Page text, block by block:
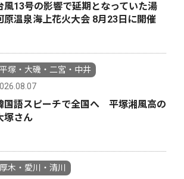
風13号の影響で延期となっていた湯
原温泉海上花火大会 8月23日に開催
平塚・大磯・二宮・中井
国語スピーチで全国へ 平塚湘風高の
塚さん
厚木・愛川・清川